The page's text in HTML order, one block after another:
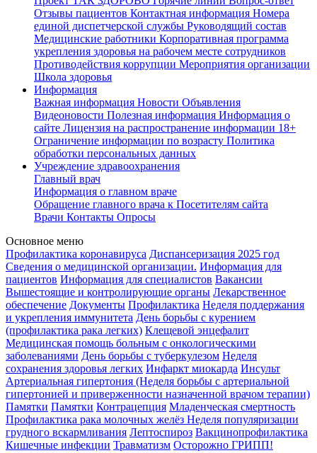
Отзывы пациентов Контактная информация Номера
единой диспетчерской службы Руководящий состав
Медицинские работники Корпоративная программа
укрепления здоровья на рабочем месте сотрудников
Противодействия коррупции Мероприятия организации
Школа здоровья
Информация
Важная информация Новости Объявления
Видеоновости Полезная информация Информация о
сайте Лицензия на распространение информации 18+
Ограничение информации по возрасту Политика
обработки персональных данных
Учреждение здравоохранения
Главный врач
Информация о главном враче
Обращение главного врача к Посетителям сайта
Врачи Контакты Опросы
Основное меню
Профилактика коронавируса Диспансеризация 2025 год
Сведения о медицинской организации. Информация для
пациентов Информация для специалистов Вакансии
Вышестоящие и контролирующие органы Лекарственное
обеспечение Документы Профилактика Неделя поддержания
и укрепления иммунитета День борьбы с курением
(профилактика рака легких) Клещевой энцефалит
Медицинская помощь больным с онкологическими
заболеваниями День борьбы с туберкулезом Неделя
сохранения здоровья легких Инфаркт миокарда Инсульт
Артериальная гипертония (Неделя борьбы с артериальной
гипертонией и приверженности назначенной врачом терапии)
Памятки Памятки Контрацепция Младенческая смертность
Профилактика рака молочных желёз Неделя популяризации
грудного вскармливания Лептоспироз Вакцинопрофилактика
Кишечные инфекции Травматизм Осторожно ГРИПП!